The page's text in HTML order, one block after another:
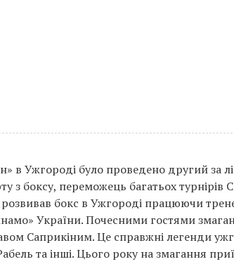
в Ужгороді було проведено другий за
з боксу, переможець багатьох турнірів
розвивав бокс в Ужгороді працюючи
України. Почесними гостями
Саприкіним. Це справжні легенди
та інші. Цього року на змагання